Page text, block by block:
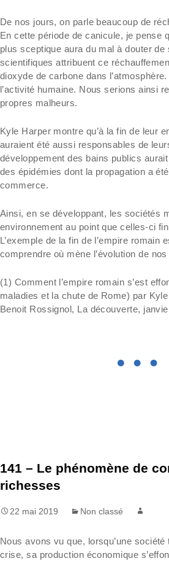
De nos jours, on parle beaucoup de
En cette période de canicule, je pense
plus sceptique aura du mal à douter de
scientifiques attribuent ce
dioxyde de carbone dans
l’activité humaine. Nous serions ainsi
propres malheurs.
Kyle Harper montre qu’à la fin de leur
auraient été aussi responsables de
développement des bains publics
des épidémies dont la propagation a
commerce.
Ainsi, en se développant, les sociétés
environnement au point que celles-ci
L’exemple de la fin de l’empire romain
comprendre où mène l’évolution de
(1) Comment l’empire romain s’est
maladies et la chute de Rome) par
Benoit Rossignol, La découverte,
141 – Le phénomène de
richesses
22 mai 2019 Non classé
Nous avons vu que, lorsqu’une
crise, sa production économique